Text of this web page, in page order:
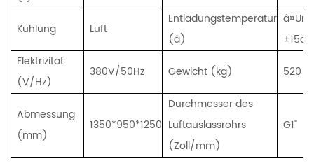
Kühlung
Luft
Entladungstemperatur
(â)
±15â
Elektrizität
(V/Hz)
380V/50Hz Gewicht (kg) 520
Abmessung
(mm)
1350*950*1250
Durchmesser des
Luftauslassrohrs
(Zoll/mm)
G1"